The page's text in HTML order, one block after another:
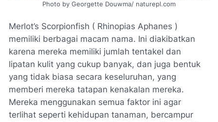
Photo by Georgette Douwma/ naturepl.com
Merlot’s Scorpionfish ( Rhinopias Aphanes )
memiliki berbagai macam nama. Ini diakibatkan
karena mereka memiliki jumlah tentakel dan
lipatan kulit yang cukup banyak, dan juga bentuk
yang tidak biasa secara keseluruhan, yang
memberi mereka tatapan kenakalan mereka.
Mereka menggunakan semua faktor ini agar
terlihat seperti kehidupan tanaman, bercampur